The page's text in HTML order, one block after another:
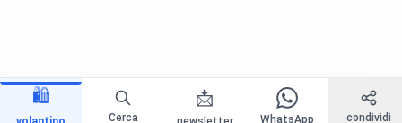
🛍️
Cerca
📩
WhatsApp condividi